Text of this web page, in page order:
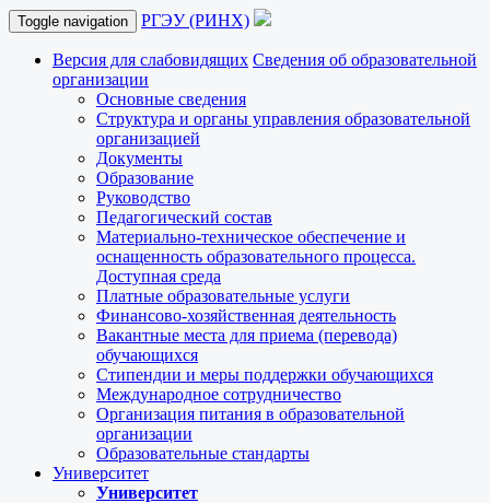
Toggle navigation РГЭУ (РИНХ)
Версия для слабовидящих Сведения об образовательной
организации
Основные сведения
Структура и органы управления образовательной
организацией
Документы
Образование
Руководство
Педагогический состав
Материально-техническое обеспечение и
оснащенность образовательного процесса.
Доступная среда
Платные образовательные услуги
Финансово-хозяйственная деятельность
Вакантные места для приема (перевода)
обучающихся
Стипендии и меры поддержки обучающихся
Международное сотрудничество
Организация питания в образовательной
организации
Образовательные стандарты
Университет
Университет